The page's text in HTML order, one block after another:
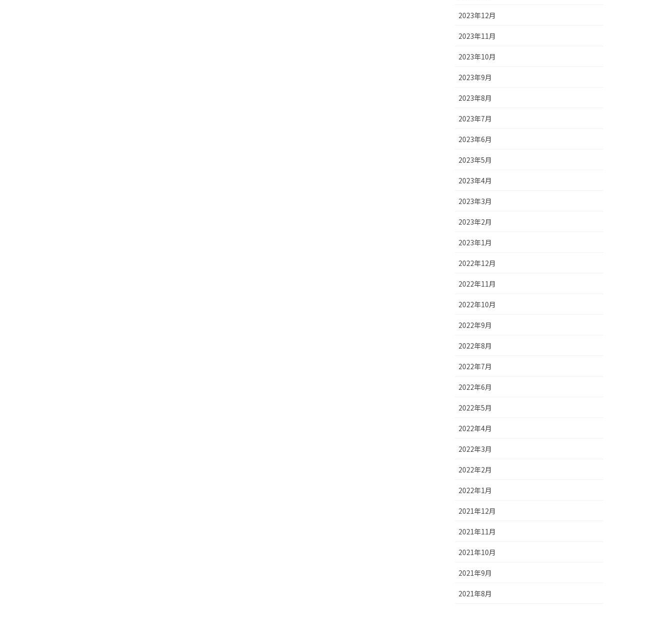
2023年12月
2023年11月
2023年10月
2023年9月
2023年8月
2023年7月
2023年6月
2023年5月
2023年4月
2023年3月
2023年2月
2023年1月
2022年12月
2022年11月
2022年10月
2022年9月
2022年8月
2022年7月
2022年6月
2022年5月
2022年4月
2022年3月
2022年2月
2022年1月
2021年12月
2021年11月
2021年10月
2021年9月
2021年8月